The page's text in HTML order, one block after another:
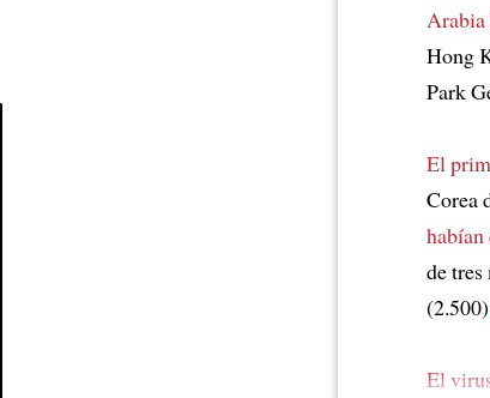
Arabia
Hong
Park
El
Corea
de
(2.500)
El